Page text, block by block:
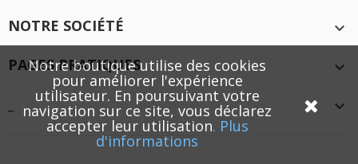
NOTRE SOCIÉTÉ

PAGES PRATIQUES


Notre boutique utilise des cookies
pour améliorer l'expérience
utilisateur. En poursuivant votre
navigation sur ce site, vous déclarez
accepter leur utilisation. Plus
d'informations